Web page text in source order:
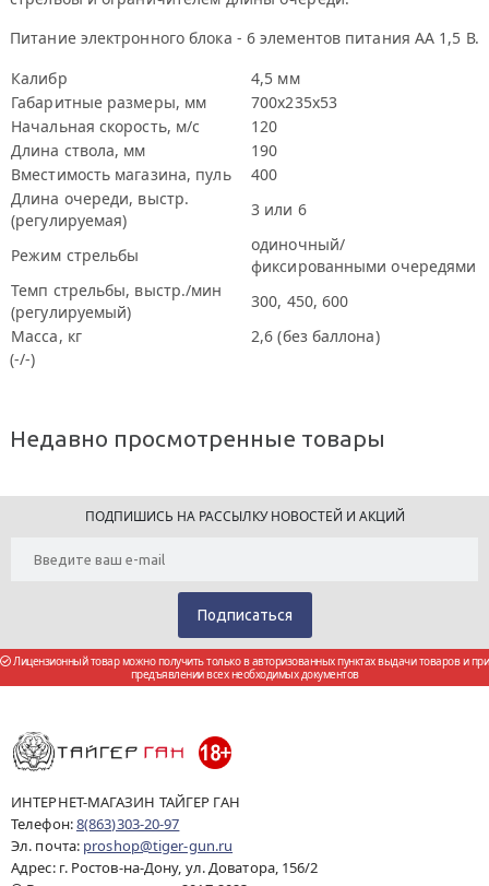
Питание электронного блока - 6 элементов питания АА 1,5 В.
Калибр
4,5 мм
Габаритные размеры, мм
700х235х53
Начальная скорость, м/с
120
Длина ствола, мм
190
Вместимость магазина, пуль
400
Длина очереди, выстр.
(регулируемая)
3 или 6
Режим стрельбы
одиночный/
фиксированными очередями
Темп стрельбы, выстр./мин
(регулируемый)
300, 450, 600
Масса, кг
2,6 (без баллона)
(-/-)
Недавно просмотренные товары
ПОДПИШИСЬ НА РАССЫЛКУ НОВОСТЕЙ И АКЦИЙ
Лицензионный товар можно получить только в авторизованных пунктах выдачи товаров и при
предъявлении всех необходимых документов
ИНТЕРНЕТ-МАГАЗИН ТАЙГЕР ГАН
Телефон:8(863)303-20-97
Эл. почта: proshop@tiger-gun.ru
Адрес: г. Ростов-на-Дону, ул. Доватора, 156/2